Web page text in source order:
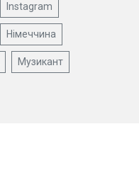
Instagram
Німеччина
Музикант